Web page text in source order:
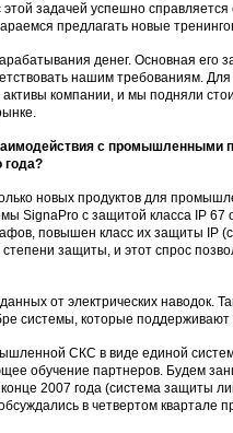
этой задачей успешно
предлагать новые
денег. Основная его
нашим требованиям.
компании, и мы подняли
с промышленными
года?
новых продуктов для
SignaPro с защитой класса IP 67
повышен класс их защиты IP (с
защиты, и этот спрос
от электрических наводок.
системы, которые поддерживают
СКС в виде единой
обучение партнеров. Будем
2007 года (система защиты
в четвертом квартале